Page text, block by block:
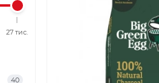
27 тис.
40